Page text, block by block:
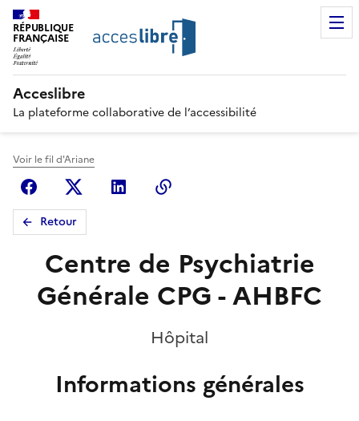
RÉPUBLIQUE
FRANÇAISE
Acceslibre
La plateforme collaborative de l’accessibilité
Voir le fil d'Ariane
FacebookX (anciennement Twitter)
Linkedin
Retour
Centre de Psychiatrie
Générale CPG - AHBFC
Hôpital
Informations générales